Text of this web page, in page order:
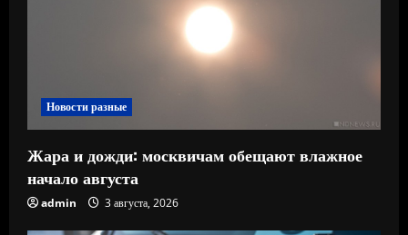
Новости разные
Жара и дожди: москвичам обещают влажное
начало августа
admin 3 августа, 2026